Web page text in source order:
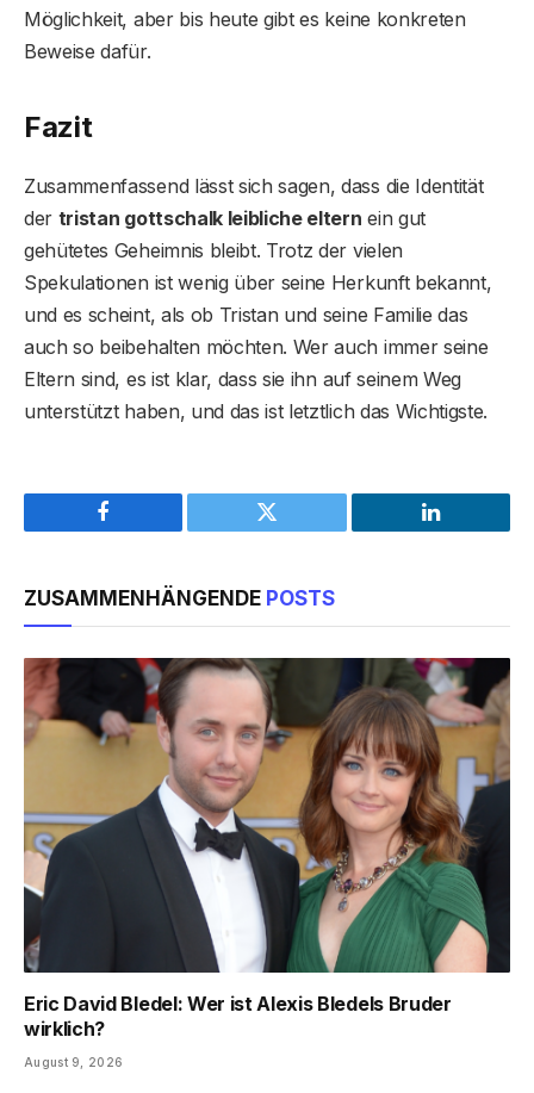
Möglichkeit, aber bis heute gibt es keine konkreten
Beweise dafür.
Fazit
Zusammenfassend lässt sich sagen, dass die Identität
der tristan gottschalk leibliche eltern ein gut
gehütetes Geheimnis bleibt. Trotz der vielen
Spekulationen ist wenig über seine Herkunft bekannt,
und es scheint, als ob Tristan und seine Familie das
auch so beibehalten möchten. Wer auch immer seine
Eltern sind, es ist klar, dass sie ihn auf seinem Weg
unterstützt haben, und das ist letztlich das Wichtigste.
Facebook Twitter LinkedIn
ZUSAMMENHÄNGENDE POSTS
Eric David Bledel: Wer ist Alexis Bledels Bruder
wirklich?
August 9, 2026